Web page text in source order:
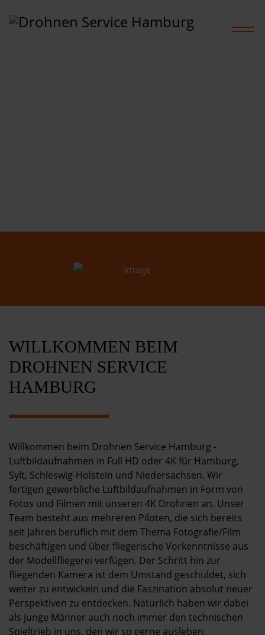
Shop
WILLKOMMEN BEIM
DROHNEN SERVICE
HAMBURG
Willkommen beim Drohnen Service Hamburg -
Luftbildaufnahmen in Full HD oder 4K für Hamburg,
Sylt, Schleswig-Holstein und Niedersachsen. Wir
fertigen gewerbliche Luftbildaufnahmen in Form von
Fotos und Filmen mit unseren 4K Drohnen an. Unser
Team besteht aus mehreren Piloten, die sich bereits
seit Jahren beruflich mit dem Thema Fotografie/Film
beschäftigen und über fliegerische Vorkenntnisse aus
der Modellfliegerei verfügen. Der Schritt hin zur
fliegenden Kamera ist dem Umstand geschuldet, sich
weiter zu entwickeln und die Faszination absolut neuer
Perspektiven zu entdecken. Natürlich haben wir dabei
als junge Männer auch noch immer den technischen
Spieltrieb in uns, den wir so gerne ausleben.